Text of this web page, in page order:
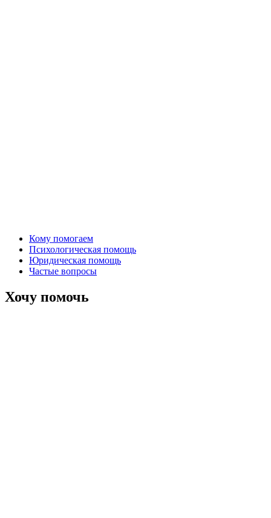
Кому помогаем
Психологическая помощь
Юридическая помощь
Частые вопросы
Хочу помочь